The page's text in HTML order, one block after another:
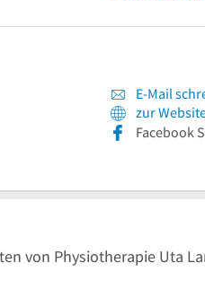
E-Mail
zur
Facebook
von Physiotherapie Uta